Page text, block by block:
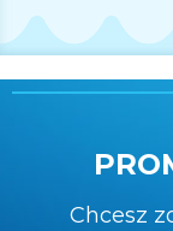
Chcesz